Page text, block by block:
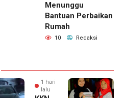
Menunggu
Bantuan Perbaikan
Rumah
10 Redaksi
1 hari
lalu